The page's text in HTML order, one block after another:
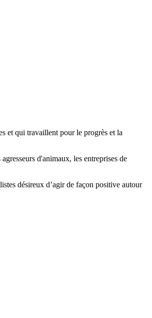
et qui travaillent pour le progrès et la
d'animaux, les entreprises de
désireux d’agir de façon positive autour